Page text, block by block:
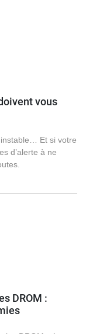
vous
Et si votre
d’alerte à ne
DROM :